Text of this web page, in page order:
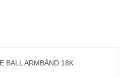
BALL ARMBÅND 18K